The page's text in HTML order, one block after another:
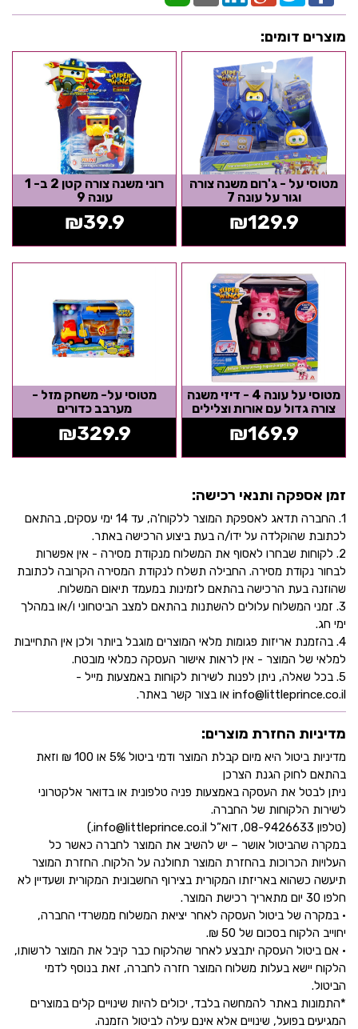
מוצרים דומים:
מטוסי על - ג'רום משנה צורה
וגור על עונה 7
₪129.9
רוני משנה צורה קטן 2 ב- 1
עונה 9
₪39.9
מטוסי על עונה 4 - דיזי משנה
צורה גדול עם אורות וצלילים
₪169.9
מטוסי על- משחק מזל -
מערבב כדורים
₪329.9
זמן אספקה ותנאי רכישה:
1. החברה תדאג לאספקת המוצר ללקוח'ה, עד 14 ימי עסקים, בהתאם
לכתובת שהוקלדה על ידו/ה בעת ביצוע הרכישה באתר.
2. לקוחות שבחרו לאסוף את המשלוח מנקודת מסירה - אין אפשרות
לבחור נקודת מסירה. החבילה תשלח לנקודת המסירה הקרובה לכתובת
שהוזנה בעת הרכישה בהתאם לזמינות במעמד תיאום המשלוח.
3. זמני המשלוח עלולים להשתנות בהתאם למצב הביטחוני ו/או במהלך
ימי חג.
4. בהזמנת אריזות פגומות מלאי המוצרים מוגבל ביותר ולכן אין התחייבות
למלאי של המוצר - אין לראות אישור העסקה כמלאי מובטח.
5. בכל שאלה, ניתן לפנות לשירות לקוחות באמצעות מייל -
info@littleprince.co.il או בצור קשר באתר.
מדיניות החזרת מוצרים:
מדיניות ביטול היא מיום קבלת המוצר ודמי ביטול 5% או 100 ₪ וזאת
בהתאם לחוק הגנת הצרכן
ניתן לבטל את העסקה באמצעות פניה טלפונית או בדואר אלקטרוני
לשירות הלקוחות של החברה.
(טלפון 08-9426633, דוא”ל info@littleprince.co.il.)
במקרה שהביטול אושר – יש להשיב את המוצר לחברה כאשר כל
העלויות הכרוכות בהחזרת המוצר תחולנה על הלקוח. החזרת המוצר
תיעשה כשהוא באריזתו המקורית בצירוף החשבונית המקורית ושעדיין לא
חלפו 30 יום מתאריך רכישת המוצר.
• במקרה של ביטול העסקה לאחר יציאת המשלוח ממשרדי החברה,
יחוייב הלקוח בסכום של 50 ₪.
• אם ביטול העסקה יתבצע לאחר שהלקוח כבר קיבל את המוצר לרשותו,
הלקוח יישא בעלות משלוח המוצר חזרה לחברה, זאת בנוסף לדמי
הביטול.
*התמונות באתר להמחשה בלבד, יכולים להיות שינויים קלים במוצרים
המגיעים בפועל, שינויים אלא אינם עילה לביטול הזמנה.